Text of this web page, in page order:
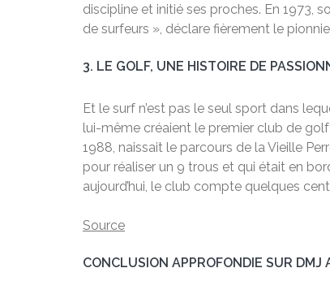
discipline et initié ses proches. En 1973,
de surfeurs », déclare fièrement le
3. LE GOLF, UNE HISTOIRE DE
Et le surf n’est pas le seul sport dans
lui-même créaient le premier club de
1988, naissait le parcours de la Vieille
pour réaliser un 9 trous et qui était en
aujourd’hui, le club compte quelques
Source
CONCLUSION APPROFONDIE SUR DMJ